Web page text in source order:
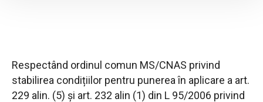
Respectând ordinul comun MS/CNAS privind
stabilirea condițiilor pentru punerea în aplicare a art.
229 alin. (5) și art. 232 alin (1) din L 95/2006 privind